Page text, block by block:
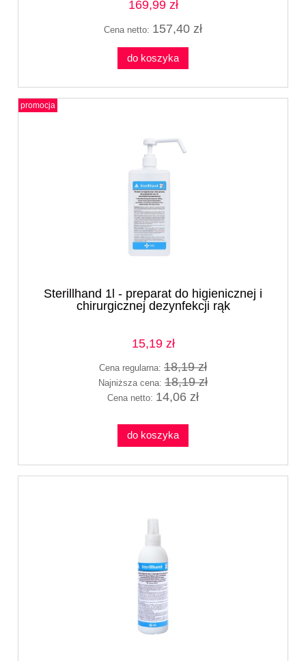
169,99 zł
Cena netto: 157,40 zł
do koszyka
Sterillhand 1l - preparat do higienicznej i
chirurgicznej dezynfekcji rąk
15,19 zł
Cena regularna: 18,19 zł
Najniższa cena: 18,19 zł
Cena netto: 14,06 zł
do koszyka
promocja